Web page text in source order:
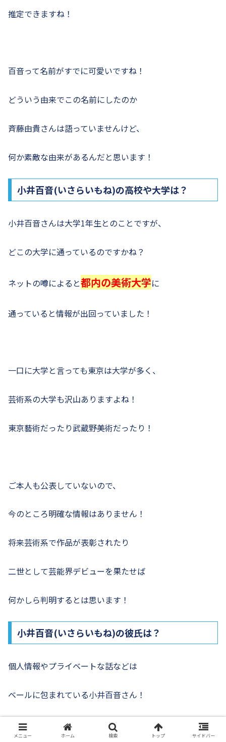
推定できますね！
百音って名前がすでに可愛いですね！
どういう由来でこの名前にしたのか
斉藤由貴さんは語っていませんけど、
何か素敵な由来があるんだと思います！
小井百音(いさらいもね)の高校や大学は？
小井百音さんは大学1年生とのことですが、
どこの大学に通っているのですかね？
ネットの噂によると都内の美術大学に
通っていると情報が出回っていました！
一口に大学と言っても東京は大学が多く、
芸術系の大学も沢山ありますよね！
東京藝術だったり武蔵野美術だったり！
ご本人も公表していないので、
今のところ明確な情報はありません！
将来芸術系で作品が表彰されたり
二世として芸能界デビューを果たせば
何かしら判明するとは思います！
小井百音(いさらいもね)の彼氏は？
個人情報やプライベートな話などは
ベールに包まれている小井百音さん！
当然彼氏に関する情報も出ていません！
メニュー ホーム 検索 トップ サイドバー